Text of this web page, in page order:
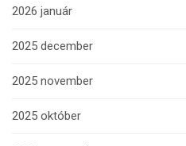
2026 január
2025 december
2025 november
2025 október